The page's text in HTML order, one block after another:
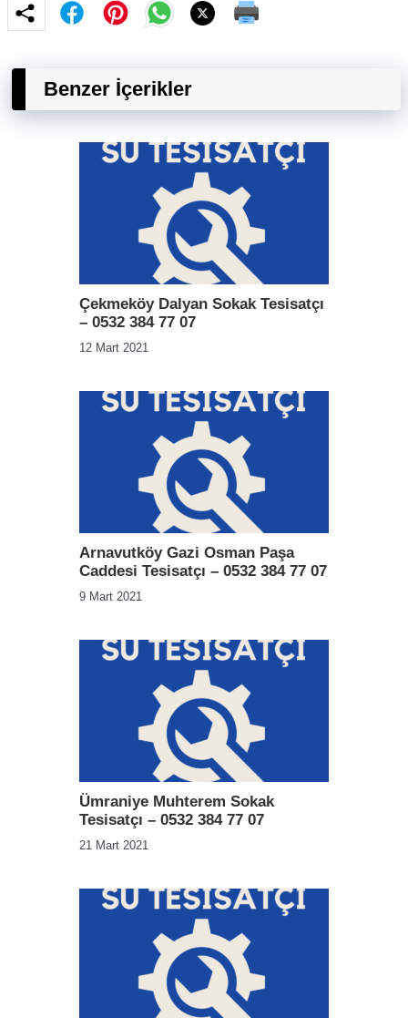
Benzer İçerikler
Çekmeköy Dalyan Sokak Tesisatçı
– 0532 384 77 07
12 Mart 2021
Arnavutköy Gazi Osman Paşa
Caddesi Tesisatçı – 0532 384 77 07
9 Mart 2021
Ümraniye Muhterem Sokak
Tesisatçı – 0532 384 77 07
21 Mart 2021